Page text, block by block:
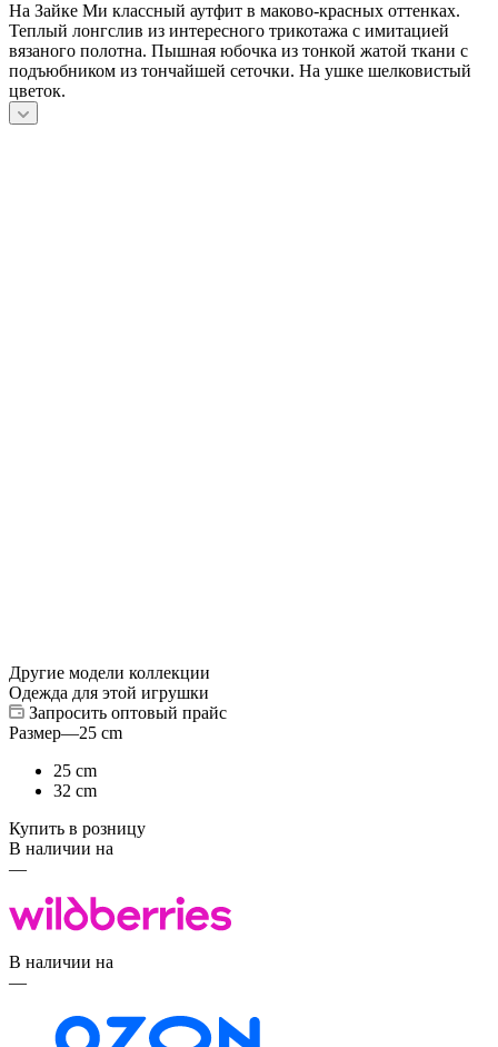
На Зайке Ми классный аутфит в маково-красных оттенках.
Теплый лонгслив из интересного трикотажа с имитацией
вязаного полотна. Пышная юбочка из тонкой жатой ткани с
подъюбником из тончайшей сеточки. На ушке шелковистый
цветок.
Другие модели коллекции
Одежда для этой игрушки
Запросить оптовый прайс
Размер—25 cm
25 cm
32 cm
Купить в розницу
В наличии на
—
В наличии на
—